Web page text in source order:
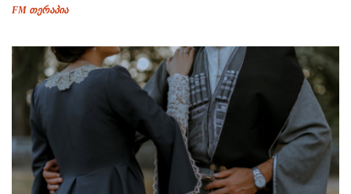
FM თერაპია